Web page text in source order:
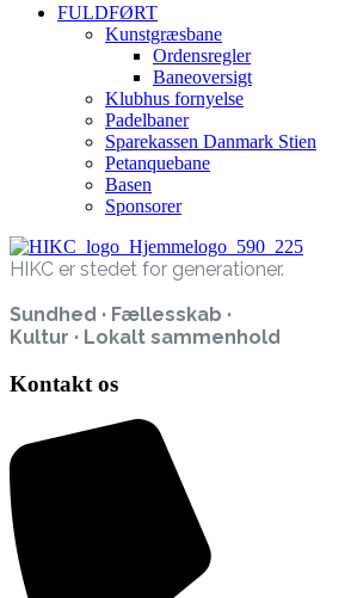
FULDFØRT
Kunstgræsbane
Ordensregler
Baneoversigt
Klubhus fornyelse
Padelbaner
Sparekassen Danmark Stien
Petanquebane
Basen
Sponsorer
HIKC er stedet for generationer.
Sundhed · Fællesskab ·
Kultur · Lokalt sammenhold
Kontakt os